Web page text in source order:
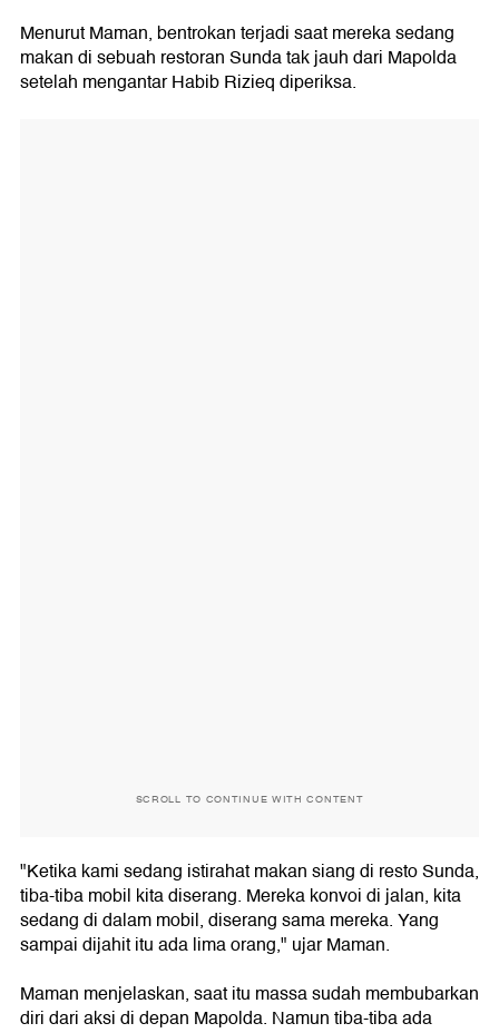
Menurut Maman, bentrokan terjadi saat mereka sedang
makan di sebuah restoran Sunda tak jauh dari Mapolda
setelah mengantar Habib Rizieq diperiksa.
SCROLL TO CONTINUE WITH CONTENT
"Ketika kami sedang istirahat makan siang di resto Sunda,
tiba-tiba mobil kita diserang. Mereka konvoi di jalan, kita
sedang di dalam mobil, diserang sama mereka. Yang
sampai dijahit itu ada lima orang," ujar Maman.
Maman menjelaskan, saat itu massa sudah membubarkan
diri dari aksi di depan Mapolda. Namun tiba-tiba ada